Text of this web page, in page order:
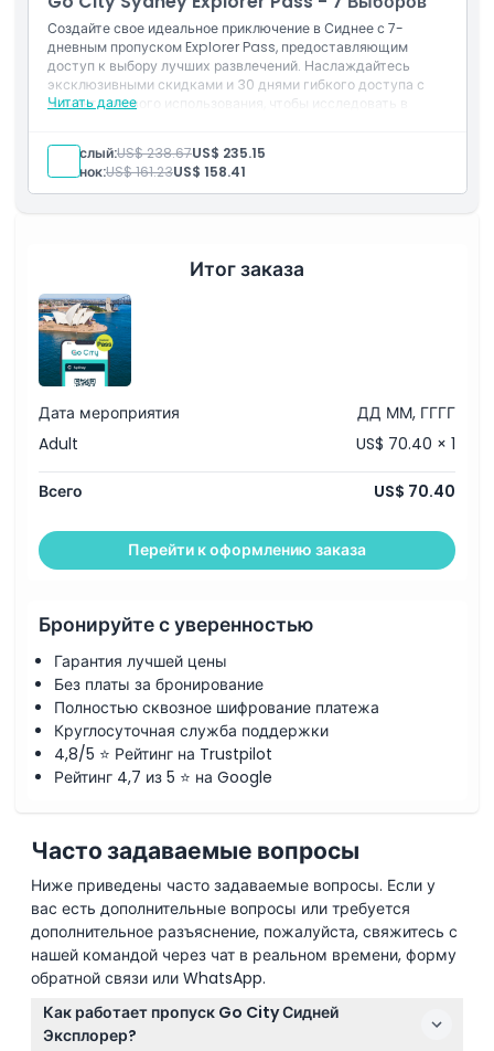
Создайте свое идеальное приключение в Сиднее с 7-
дневным пропуском Explorer Pass, предоставляющим
доступ к выбору лучших развлечений. Наслаждайтесь
эксклюзивными скидками и 30 днями гибкого доступа с
момента первого использования, чтобы исследовать в
Читать далее
Включено
Вход в любые 7 достопримечательностей или
развлечений в Сиднее
Взрослый:US$ 238.67US$ 235.15
Ребенок:US$ 161.23US$ 158.41
Итог заказа
Дата мероприятия
ДД ММ, ГГГГ
Adult
US$ 70.40 × 1
Всего US$ 70.40
Перейти к оформлению заказа
Бронируйте с уверенностью
Гарантия лучшей цены
Без платы за бронирование
Полностью сквозное шифрование платежа
Круглосуточная служба поддержки
4,8/5 ⭐ Рейтинг на Trustpilot
Рейтинг 4,7 из 5 ⭐ на Google
Часто задаваемые вопросы
Ниже приведены часто задаваемые вопросы. Если у
вас есть дополнительные вопросы или требуется
дополнительное разъяснение, пожалуйста, свяжитесь с
нашей командой через чат в реальном времени, форму
обратной связи или WhatsApp.
Как работает пропуск Go City Сидней
Эксплорер?